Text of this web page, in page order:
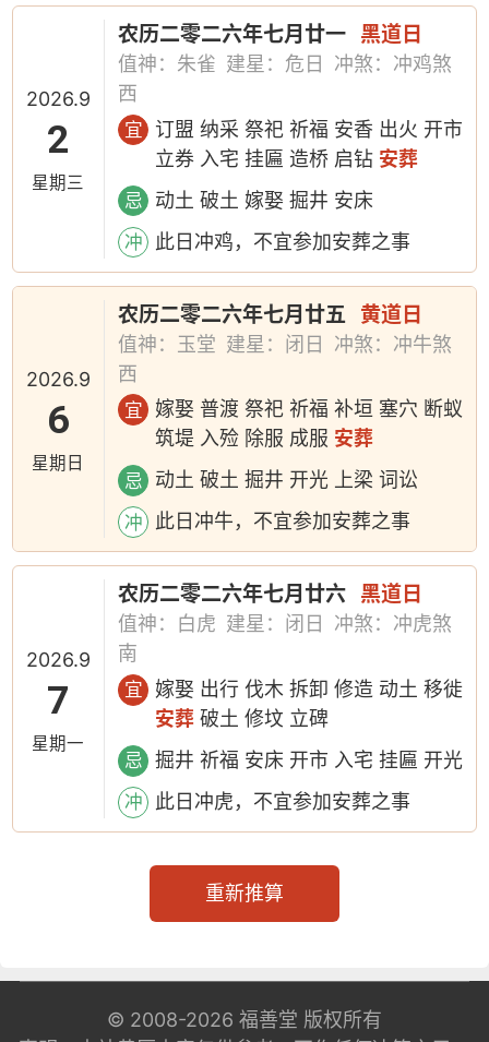
2026.9
2
星期三
农历二零二六年七月廿一 黑道日
值神：朱雀 建星：危日
冲煞：冲鸡煞
西
宜
订盟 纳采 祭祀 祈福 安香 出火 开市
立券 入宅 挂匾 造桥 启钻 安葬
忌 动土 破土 嫁娶 掘井 安床
冲 此日冲鸡，不宜参加安葬之事
2026.9
6
星期日
农历二零二六年七月廿五 黄道日
值神：玉堂 建星：闭日
冲煞：冲牛煞
西
宜
嫁娶 普渡 祭祀 祈福 补垣 塞穴 断蚁
筑堤 入殓 除服 成服 安葬
忌 动土 破土 掘井 开光 上梁 词讼
冲 此日冲牛，不宜参加安葬之事
2026.9
7
星期一
农历二零二六年七月廿六 黑道日
值神：白虎 建星：闭日
冲煞：冲虎煞
南
宜
嫁娶 出行 伐木 拆卸 修造 动土 移徙
安葬 破土 修坟 立碑
忌 掘井 祈福 安床 开市 入宅 挂匾 开光
冲 此日冲虎，不宜参加安葬之事
重新推算
© 2008-2026 福善堂 版权所有